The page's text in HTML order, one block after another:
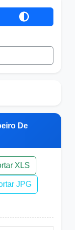
De
XLS
JPG